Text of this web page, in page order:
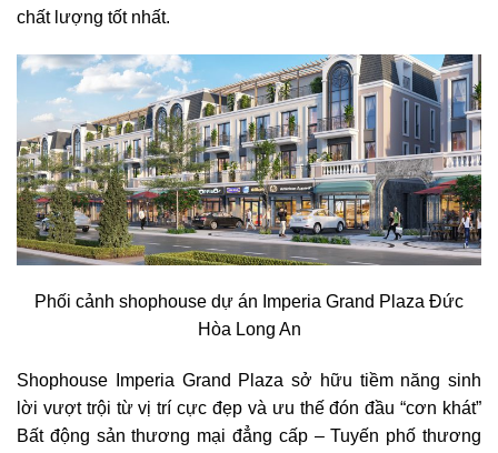
chất lượng tốt nhất.
Phối cảnh shophouse dự án Imperia Grand Plaza Đức
Hòa Long An
Shophouse Imperia Grand Plaza sở hữu tiềm năng sinh
lời vượt trội từ vị trí cực đẹp và ưu thế đón đầu “cơn khát”
Bất động sản thương mại đẳng cấp – Tuyến phố thương